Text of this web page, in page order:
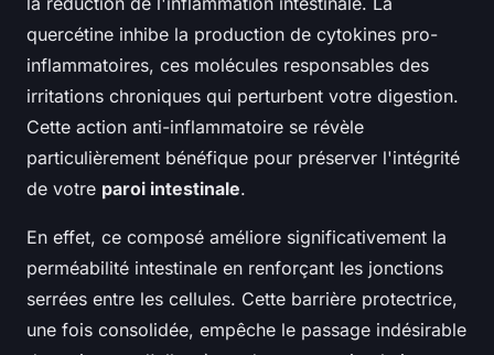
quercétine inhibe la production de cytokines pro-
inflammatoires, ces molécules responsables des
irritations chroniques qui perturbent votre digestion.
Cette action anti-inflammatoire se révèle
particulièrement bénéfique pour préserver l'intégrité
de votre paroi intestinale.
En effet, ce composé améliore significativement la
perméabilité intestinale en renforçant les jonctions
serrées entre les cellules. Cette barrière protectrice,
une fois consolidée, empêche le passage indésirable